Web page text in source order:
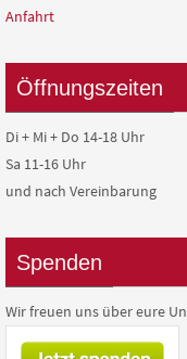
Anfahrt
Öffnungszeiten
Di + Mi + Do 14-18 Uhr
Sa 11-16 Uhr
und nach Vereinbarung
Spenden
Wir freuen uns über eure